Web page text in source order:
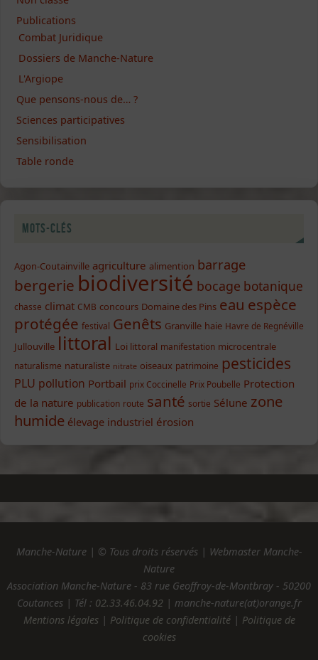
Publications
Combat Juridique
Dossiers de Manche-Nature
L'Argiope
Que pensons-nous de… ?
Sciences participatives
Sensibilisation
Table ronde
Mots-clés
Agon-Coutainville agriculture alimention barrage
bergerie biodiversité bocage botanique
chasse climat CMB concours Domaine des Pins eau espèce
protégée festival Genêts Granville haie Havre de Regnéville
Jullouville littoral Loi littoral manifestation microcentrale
naturalisme naturaliste nitrate oiseaux patrimoine pesticides
PLU pollution Portbail prix Coccinelle Prix Poubelle Protection
de la nature publication route santé sortie Sélune zone
humide élevage industriel érosion
Manche-Nature | © Tous droits réservés | Webmaster Manche-
Nature
Association Manche-Nature - 83 rue Geoffroy-de-Montbray - 50200
Coutances | Tél : 02.33.46.04.92| manche-nature(at)orange.fr
Mentions légales| Politique de confidentialité| Politique de
cookies